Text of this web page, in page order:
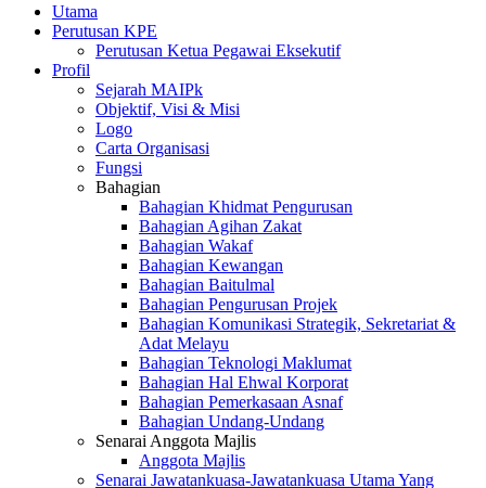
Utama
Perutusan KPE
Perutusan Ketua Pegawai Eksekutif
Profil
Sejarah MAIPk
Objektif, Visi & Misi
Logo
Carta Organisasi
Fungsi
Bahagian
Bahagian Khidmat Pengurusan
Bahagian Agihan Zakat
Bahagian Wakaf
Bahagian Kewangan
Bahagian Baitulmal
Bahagian Pengurusan Projek
Bahagian Komunikasi Strategik, Sekretariat &
Adat Melayu
Bahagian Teknologi Maklumat
Bahagian Hal Ehwal Korporat
Bahagian Pemerkasaan Asnaf
Bahagian Undang-Undang
Senarai Anggota Majlis
Anggota Majlis
Senarai Jawatankuasa-Jawatankuasa Utama Yang